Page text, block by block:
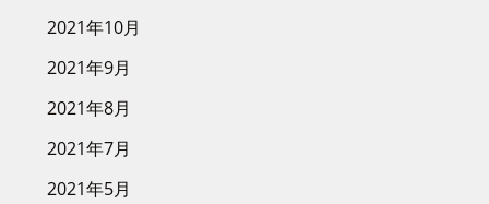
2021年10月
2021年9月
2021年8月
2021年7月
2021年5月